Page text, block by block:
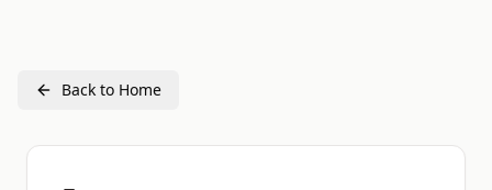
Back to Home